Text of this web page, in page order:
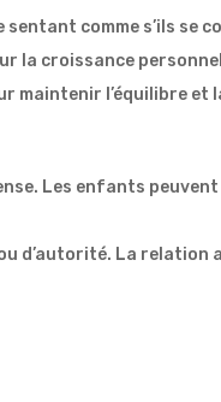
comme s’ils se
la croissance
maintenir l’équilibre et
Les enfants
d’autorité. La relation